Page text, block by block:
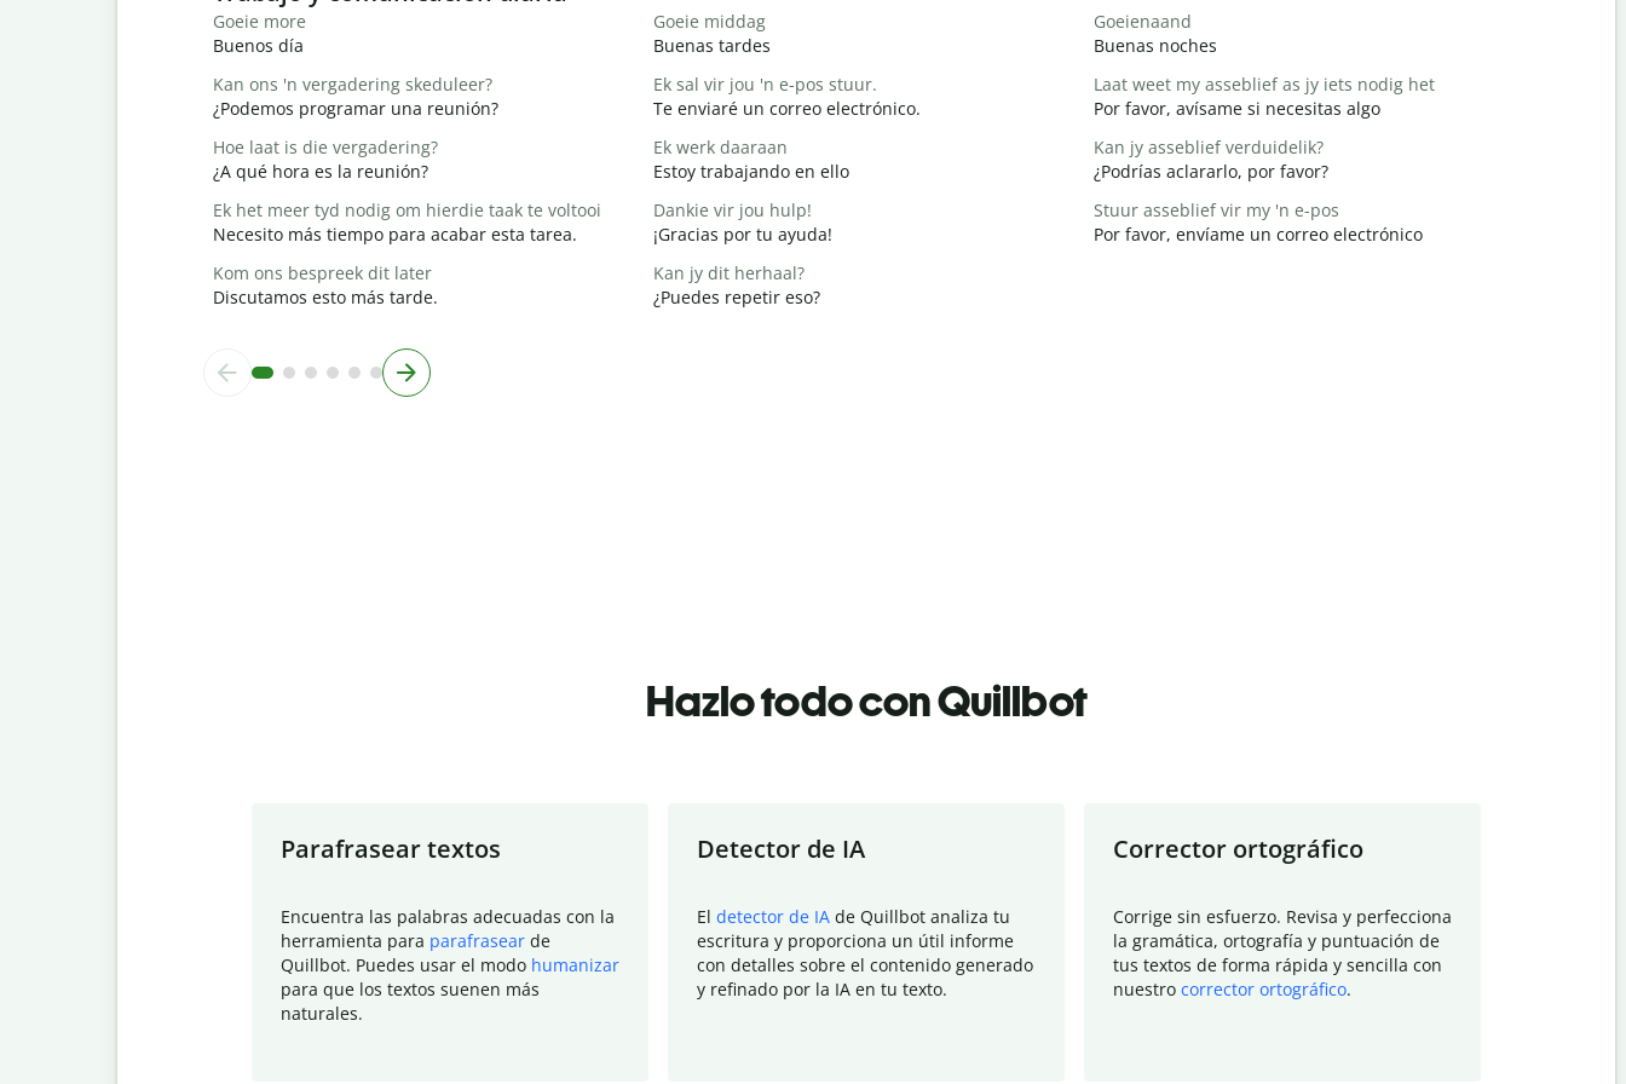
Goeie more
Buenos día
Goeie middag
Buenas tardes
Goeienaand
Buenas noches
Kan ons 'n vergadering skeduleer?
¿Podemos programar una reunión?
Ek sal vir jou 'n e-pos stuur.
Te enviaré un correo electrónico.
Laat weet my asseblief as jy iets nodig het
Por favor, avísame si necesitas algo
Hoe laat is die vergadering?
¿A qué hora es la reunión?
Ek werk daaraan
Estoy trabajando en ello
Kan jy asseblief verduidelik?
¿Podrías aclararlo, por favor?
Ek het meer tyd nodig om hierdie taak te voltooi
Necesito más tiempo para acabar esta tarea.
Dankie vir jou hulp!
¡Gracias por tu ayuda!
Stuur asseblief vir my 'n e-pos
Por favor, envíame un correo electrónico
Kom ons bespreek dit later
Discutamos esto más tarde.
Kan jy dit herhaal?
¿Puedes repetir eso?
Hazlo todo con Quillbot
Parafrasear textos
Encuentra las palabras adecuadas con la
herramienta para parafrasear de
Quillbot. Puedes usar el modo humanizar
para que los textos suenen más
naturales.
Detector de IA
El detector de IA de Quillbot analiza tu
escritura y proporciona un útil informe
con detalles sobre el contenido generado
y refinado por la IA en tu texto.
Corrector ortográfico
Corrige sin esfuerzo. Revisa y perfecciona
la gramática, ortografía y puntuación de
tus textos de forma rápida y sencilla con
nuestro corrector ortográfico.